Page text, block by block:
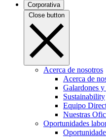
Corporativa
Close button
Acerca de nosotros
Acerca de
Galardones
Sustainability
Equipo
Nuestras
Oportunidades